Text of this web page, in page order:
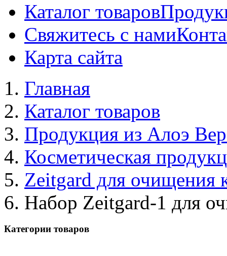
Каталог товаров
Свяжитесь с нами
Карта сайта
Главная
Каталог товаров
Продукция из Алоэ
Косметическая
Zeitgard для очищения
Набор Zeitgard-1 для
Категории товаров